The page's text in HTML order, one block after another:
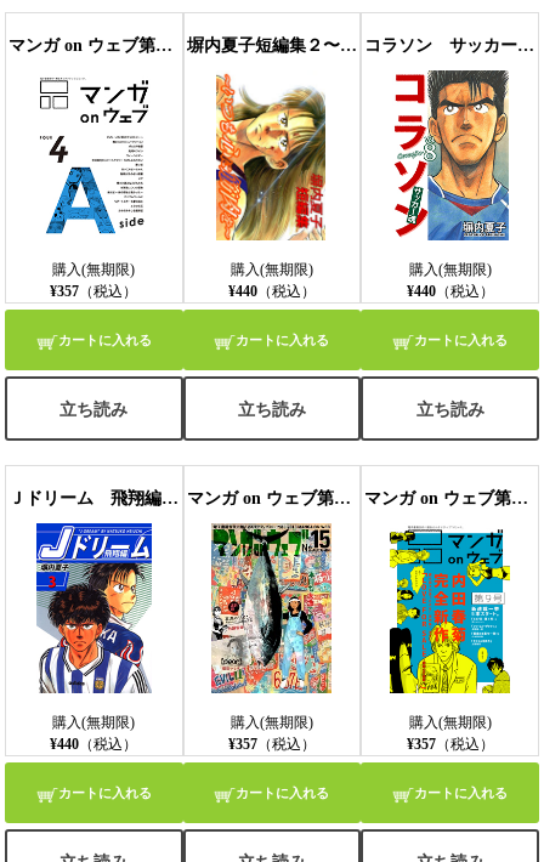
マンガ on ウェブ第4号 side-A
購入(無期限)
¥357 （税込）
カートに入れる
立ち読み
塀内夏子短編集２〜いつも心に筋肉を〜
購入(無期限)
¥440（税込）
カートに入れる
立ち読み
コラソン サッカー魂 ８巻
購入(無期限)
¥440（税込）
カートに入れる
立ち読み
Ｊドリーム 飛翔編 ３巻
購入(無期限)
¥440 （税込）
カートに入れる
マンガ on ウェブ第15号
購入(無期限)
¥357（税込）
カートに入れる
マンガ on ウェブ第9号
購入(無期限)
¥357（税込）
カートに入れる